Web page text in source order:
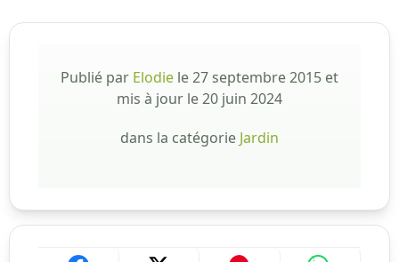
Publié par Elodie le27 septembre 2015 et
mis à jour le20 juin 2024
dans la catégorie Jardin